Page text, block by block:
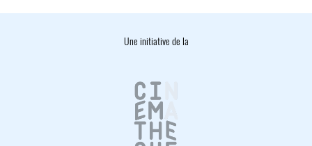
Une initiative de la